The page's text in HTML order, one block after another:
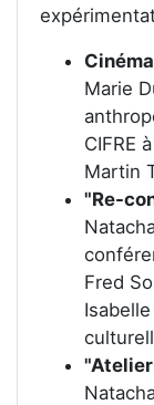
Marie
CIFRE
Martin
"Re-
Fred